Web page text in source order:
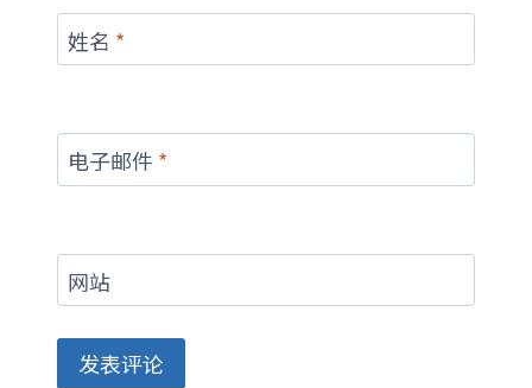
姓名 *
电子邮件 *
网站